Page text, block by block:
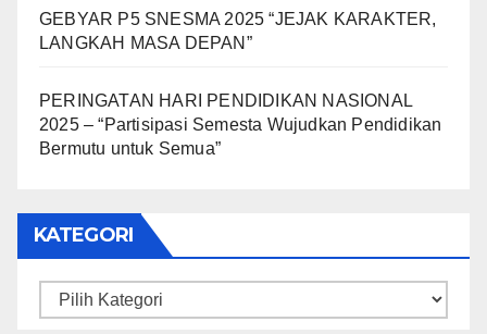
GEBYAR P5 SNESMA 2025 “JEJAK KARAKTER,
LANGKAH MASA DEPAN”
PERINGATAN HARI PENDIDIKAN NASIONAL
2025 – “Partisipasi Semesta Wujudkan Pendidikan
Bermutu untuk Semua”
KATEGORI
Kategori